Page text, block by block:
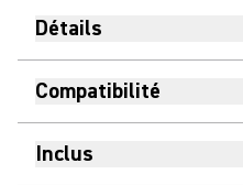
Détails
Compatibilité
Inclus